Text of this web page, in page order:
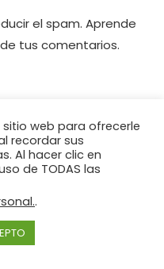
el spam.Aprende
tus comentarios.
web para ofrecerle
recordar sus
Al hacer clic en
de TODAS las
.